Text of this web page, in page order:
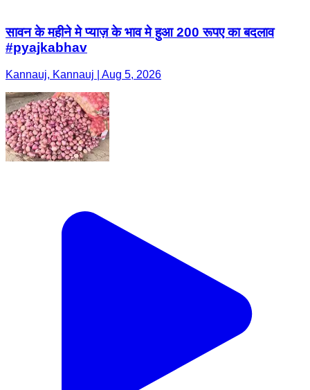
सावन के महीने मे प्याज़ के भाव मे हुआ 200 रूपए का बदलाव
#pyajkabhav
Kannauj, Kannauj | Aug 5, 2026